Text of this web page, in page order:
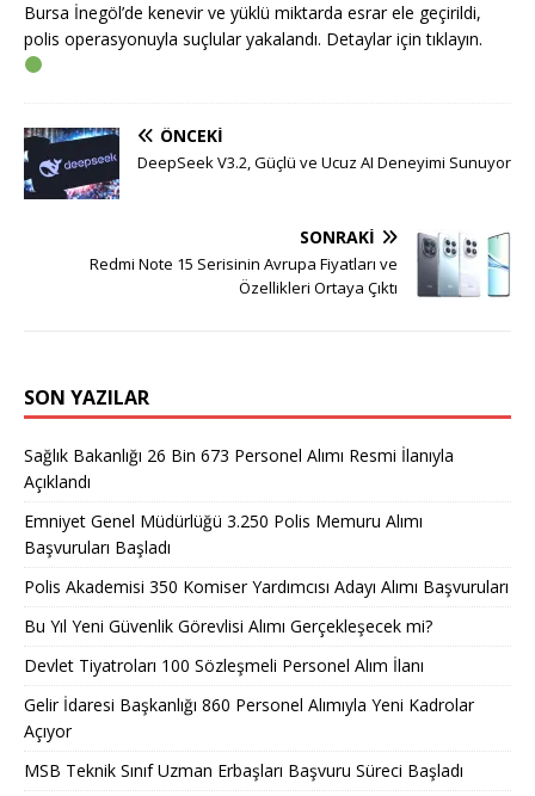
Bursa İnegöl’de kenevir ve yüklü miktarda esrar ele geçirildi,
polis operasyonuyla suçlular yakalandı. Detaylar için tıklayın.
ÖNCEKI
DeepSeek V3.2, Güçlü ve Ucuz AI Deneyimi Sunuyor
SONRAKI
Redmi Note 15 Serisinin Avrupa Fiyatları ve
Özellikleri Ortaya Çıktı
SON YAZILAR
Sağlık Bakanlığı 26 Bin 673 Personel Alımı Resmi İlanıyla
Açıklandı
Emniyet Genel Müdürlüğü 3.250 Polis Memuru Alımı
Başvuruları Başladı
Polis Akademisi 350 Komiser Yardımcısı Adayı Alımı Başvuruları
Bu Yıl Yeni Güvenlik Görevlisi Alımı Gerçekleşecek mi?
Devlet Tiyatroları 100 Sözleşmeli Personel Alım İlanı
Gelir İdaresi Başkanlığı 860 Personel Alımıyla Yeni Kadrolar
Açıyor
MSB Teknik Sınıf Uzman Erbaşları Başvuru Süreci Başladı